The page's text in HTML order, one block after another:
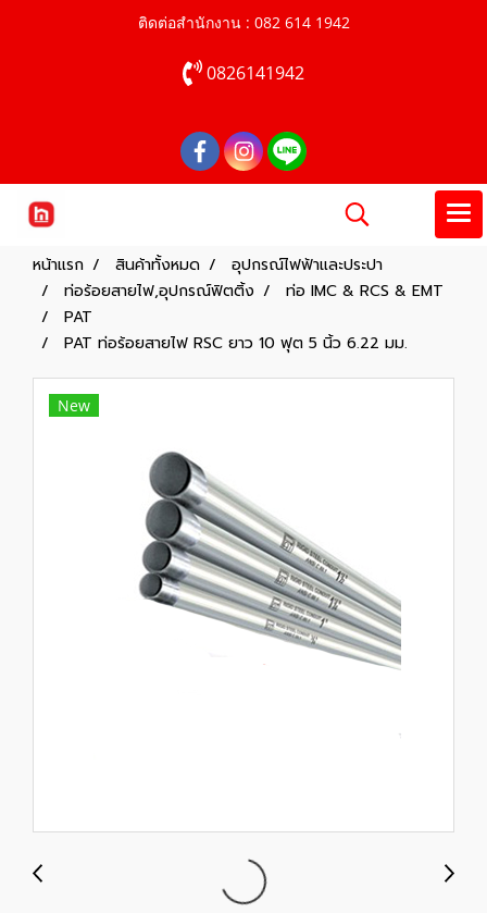
ติดต่อสำนักงาน : 082 614 1942
0826141942
หน้าแรก สินค้าทั้งหมด
อุปกรณ์ไฟฟ้าและประปา
ท่อร้อยสายไฟ,อุปกรณ์ฟิตติ้ง
ท่อ IMC & RCS & EMT
PAT
PAT ท่อร้อยสายไฟ RSC ยาว 10 ฟุต 5 นิ้ว 6.22 มม.
New